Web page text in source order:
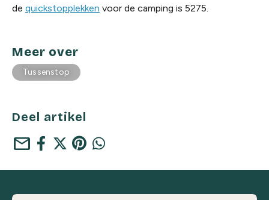
de quickstopplekken voor de camping is 5275.
Meer over
Tussenstop
Deel artikel
mail